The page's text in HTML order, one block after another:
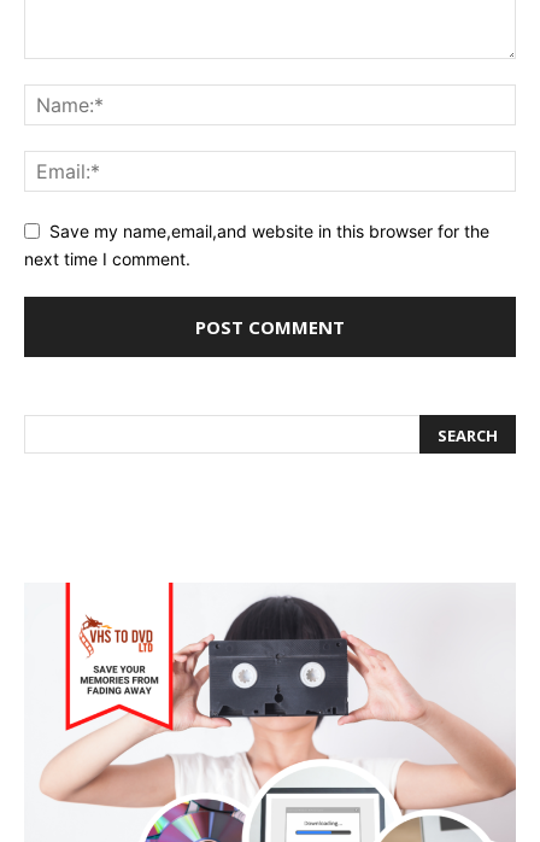
Save my name,email,and website in this browser for the
next time I comment.